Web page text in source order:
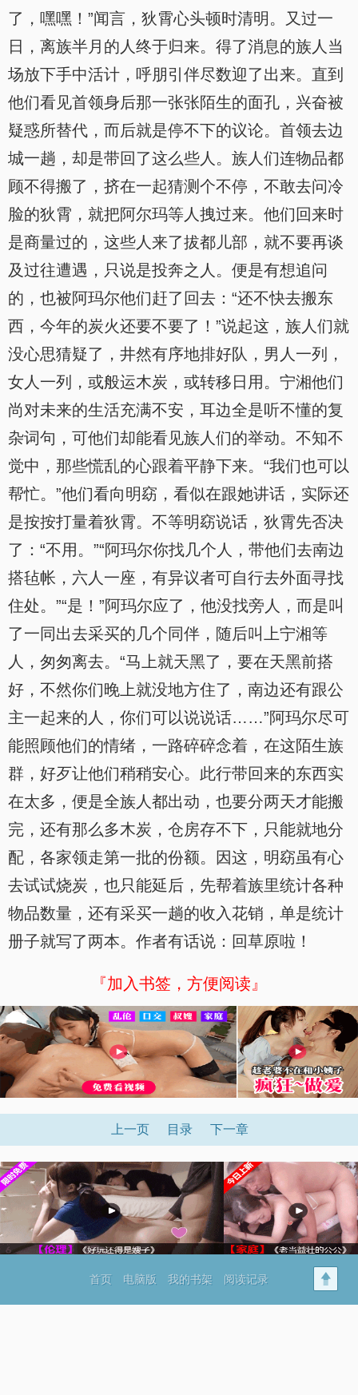
了，嘿嘿！”闻言，狄霄心头顿时清明。又过一
日，离族半月的人终于归来。得了消息的族人当
场放下手中活计，呼朋引伴尽数迎了出来。直到
他们看见首领身后那一张张陌生的面孔，兴奋被
疑惑所替代，而后就是停不下的议论。首领去边
城一趟，却是带回了这么些人。族人们连物品都
顾不得搬了，挤在一起猜测个不停，不敢去问冷
脸的狄霄，就把阿尔玛等人拽过来。他们回来时
是商量过的，这些人来了拔都儿部，就不要再谈
及过往遭遇，只说是投奔之人。便是有想追问
的，也被阿玛尔他们赶了回去：“还不快去搬东
西，今年的炭火还要不要了！”说起这，族人们就
没心思猜疑了，井然有序地排好队，男人一列，
女人一列，或般运木炭，或转移日用。宁湘他们
尚对未来的生活充满不安，耳边全是听不懂的复
杂词句，可他们却能看见族人们的举动。不知不
觉中，那些慌乱的心跟着平静下来。“我们也可以
帮忙。”他们看向明窈，看似在跟她讲话，实际还
是按按打量着狄霄。不等明窈说话，狄霄先否决
了：“不用。”“阿玛尔你找几个人，带他们去南边
搭毡帐，六人一座，有异议者可自行去外面寻找
住处。”“是！”阿玛尔应了，他没找旁人，而是叫
了一同出去采买的几个同伴，随后叫上宁湘等
人，匆匆离去。“马上就天黑了，要在天黑前搭
好，不然你们晚上就没地方住了，南边还有跟公
主一起来的人，你们可以说说话……”阿玛尔尽可
能照顾他们的情绪，一路碎碎念着，在这陌生族
群，好歹让他们稍稍安心。此行带回来的东西实
在太多，便是全族人都出动，也要分两天才能搬
完，还有那么多木炭，仓房存不下，只能就地分
配，各家领走第一批的份额。因这，明窈虽有心
去试试烧炭，也只能延后，先帮着族里统计各种
物品数量，还有采买一趟的收入花销，单是统计
册子就写了两本。作者有话说：回草原啦！
『加入书签，方便阅读』
上一页 目录 下一章
首页 电脑版 我的书架 阅读记录